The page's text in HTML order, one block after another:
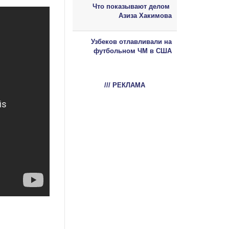
Что показывают делом
Азиза Хакимова
Узбеков отлавливали на
футбольном ЧМ в США
/// РЕКЛАМА